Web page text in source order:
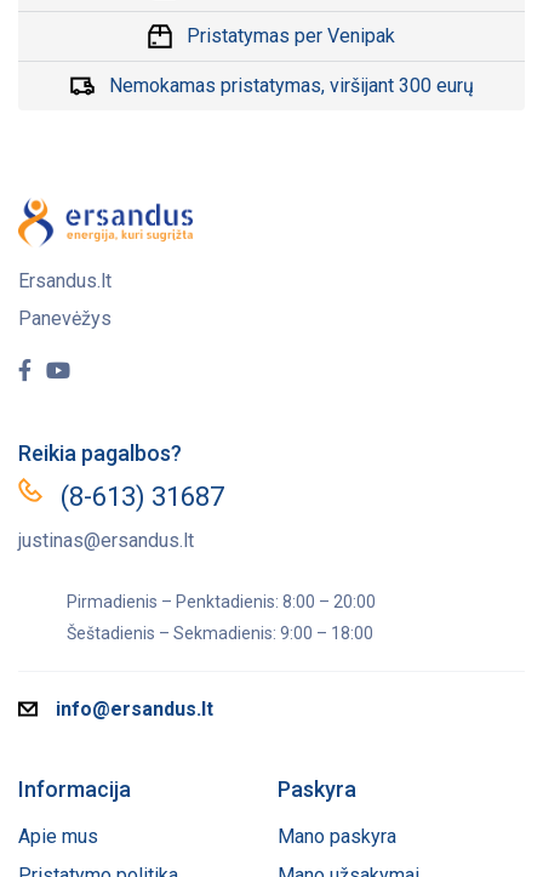
Pristatymas per Venipak
Nemokamas pristatymas, viršijant 300 eurų
Ersandus.lt
Panevėžys
Reikia pagalbos?
(8-613) 31687
justinas@ersandus.lt
Pirmadienis – Penktadienis: 8:00 – 20:00
Šeštadienis – Sekmadienis: 9:00 – 18:00
info@ersandus.lt
Informacija
Apie mus
Paskyra
Mano paskyra